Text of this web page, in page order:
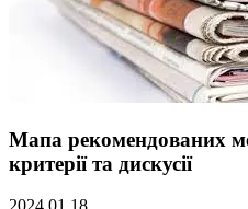
Мапа рекомендованих
критерії та дискусії